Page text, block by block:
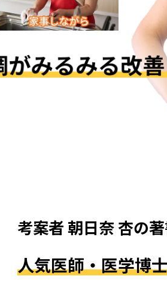
考案者 朝日奈 杏の
人気医師・医学博